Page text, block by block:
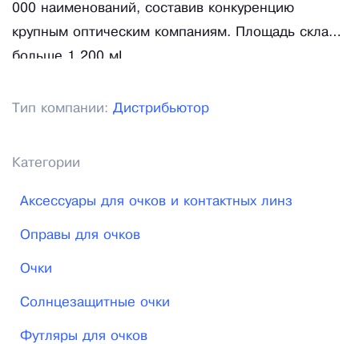
000 наименований, составив конкуренцию
крупным оптическим компаниям. Площадь склада
больше 1 200 м².
Тип компании: Дистрибьютор
Категории
Аксессуары для очков и контактных линз
Оправы для очков
Очки
Солнцезащитные очки
Футляры для очков